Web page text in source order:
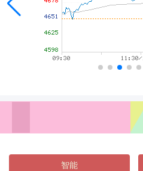
智能